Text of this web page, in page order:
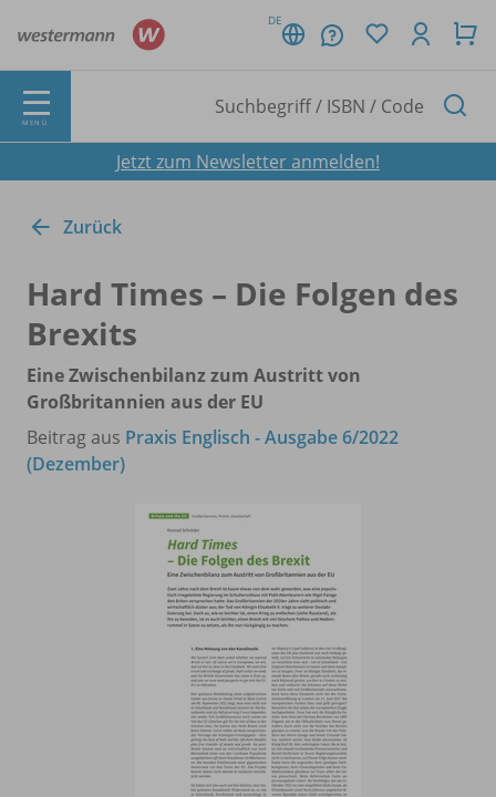
DE
MENÜ
Jetzt zum Newsletter anmelden!
Zurück
Hard Times – Die Folgen des
Brexits
Eine Zwischenbilanz zum Austritt von
Großbritannien aus der EU
Beitrag aus Praxis Englisch - Ausgabe 6/2022
(Dezember)